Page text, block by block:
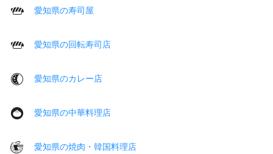
愛知県の寿司屋
愛知県の回転寿司店
愛知県のカレー店
愛知県の中華料理店
愛知県の焼肉・韓国料理店